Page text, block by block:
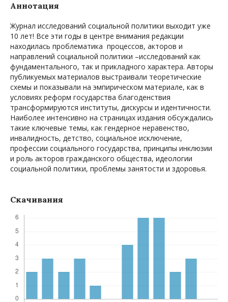
Аннотация
Журнал исследований социальной политики выходит уже
10 лет! Все эти годы в центре внимания редакции
находилась проблематика процессов, акторов и
направлений социальной политики –исследований как
фундаментального, так и прикладного характера. Авторы
публикуемых материалов выстраивали теоретические
схемы и показывали на эмпирическом материале, как в
условиях реформ государства благоденствия
трансформируются институты, дискурсы и идентичности.
Наиболее интенсивно на страницах издания обсуждались
такие ключевые темы, как гендерное неравенство,
инвалидность, детство, социальное исключение,
профессии социального государства, принципы инклюзии
и роль акторов гражданского общества, идеологии
социальной политики, проблемы занятости и здоровья.
Скачивания